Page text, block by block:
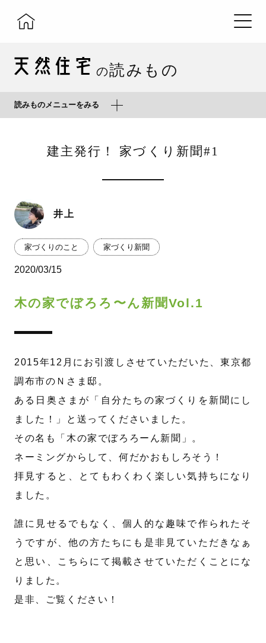
の読みもの
読みものメニューをみる
建主発行！ 家づくり新聞#1
井上
家づくりのこと 家づくり新聞
2020/03/15
木の家でぼろろ〜ん新聞Vol.1
2015年12月にお引渡しさせていただいた、東京都
調布市のＮさま邸。
ある日奥さまが「自分たちの家づくりを新聞にし
ました！」と送ってくださいました。
その名も「木の家でぼろろーん新聞」。
ネーミングからして、何だかおもしろそう！
拝見すると、とてもわくわく楽しい気持ちになり
ました。
誰に見せるでもなく、個人的な趣味で作られたそ
うですが、他の方たちにも是非見ていただきなぁ
と思い、こちらにて掲載させていただくことにな
りました。
是非、ご覧ください！